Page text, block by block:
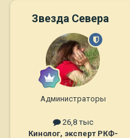
Звезда Севера
Администраторы
26,8 тыс
Кинолог, эксперт РКФ-